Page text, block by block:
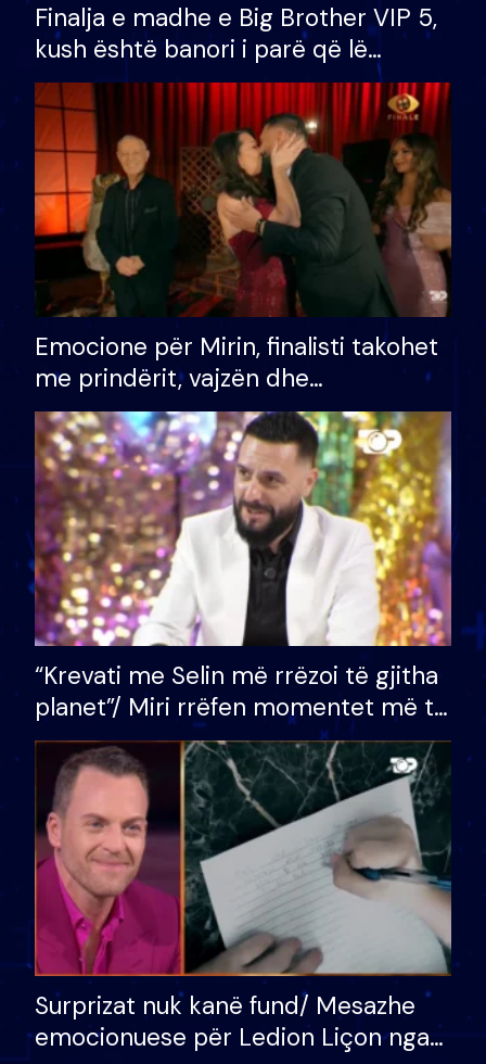
Finalja e madhe e Big Brother VIP 5,
kush është banori i parë që lë
shtëpinë dhe humb mundësinë për
të fituar çmimin e madh
Emocione për Mirin, finalisti takohet
me prindërit, vajzën dhe
bashkëshorten: S’kemi ndonjë letër
divorci apo jo?
“Krevati me Selin më rrëzoi të gjitha
planet”/ Miri rrëfen momentet më të
bukura në shtëpinë e BB VIP: Do më
mungojë zilja e mëngjesit kur…
Surprizat nuk kanë fund/ Mesazhe
emocionuese për Ledion Liçon nga